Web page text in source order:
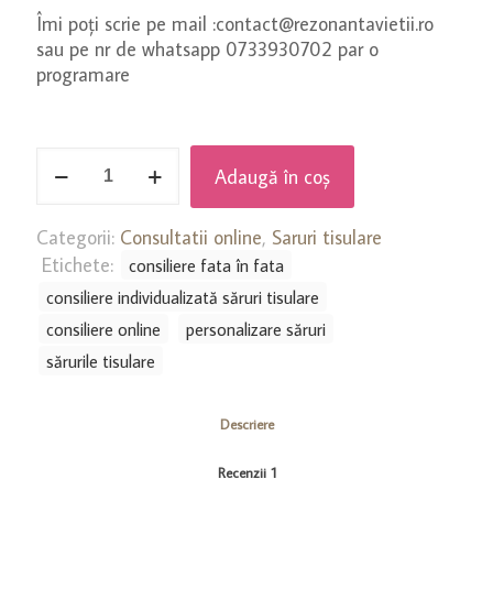
Îmi poți scrie pe mail :contact@rezonantavietii.ro
sau pe nr de whatsapp 0733930702 par o
programare
Consiliere
cu
saruri
tisulare
Schuessler
Adaugă în coș
Categorii: Consultatii online, Saruri tisulare
Etichete:
consiliere fata în fata
consiliere individualizată săruri tisulare
consiliere online
personalizare săruri
sărurile tisulare
Descriere
Recenzii 1